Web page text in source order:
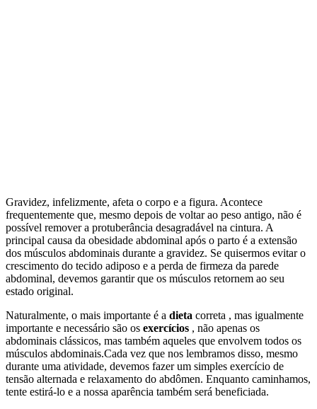
Gravidez, infelizmente, afeta o corpo e a figura. Acontece
frequentemente que, mesmo depois de voltar ao peso antigo, não é
possível remover a protuberância desagradável na cintura. A
principal causa da obesidade abdominal após o parto é a extensão
dos músculos abdominais durante a gravidez. Se quisermos evitar o
crescimento do tecido adiposo e a perda de firmeza da parede
abdominal, devemos garantir que os músculos retornem ao seu
estado original.
Naturalmente, o mais importante é a dieta correta , mas igualmente
importante e necessário são os exercícios , não apenas os
abdominais clássicos, mas também aqueles que envolvem todos os
músculos abdominais.Cada vez que nos lembramos disso, mesmo
durante uma atividade, devemos fazer um simples exercício de
tensão alternada e relaxamento do abdômen. Enquanto caminhamos,
tente estirá-lo e a nossa aparência também será beneficiada.